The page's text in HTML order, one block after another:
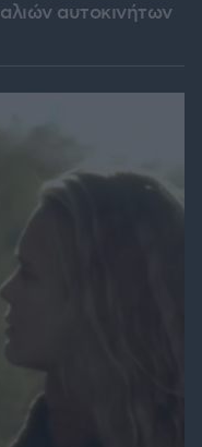
αυτοκινήτων